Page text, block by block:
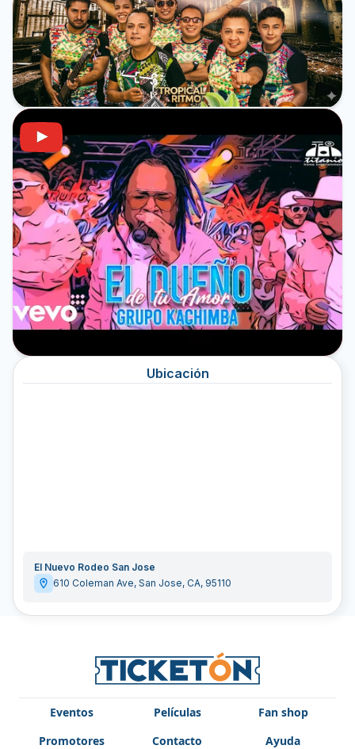
Ubicación
El Nuevo Rodeo San Jose
610 Coleman Ave, San Jose, CA, 95110
Eventos Películas
Fan shop
Promotores
Contacto Ayuda